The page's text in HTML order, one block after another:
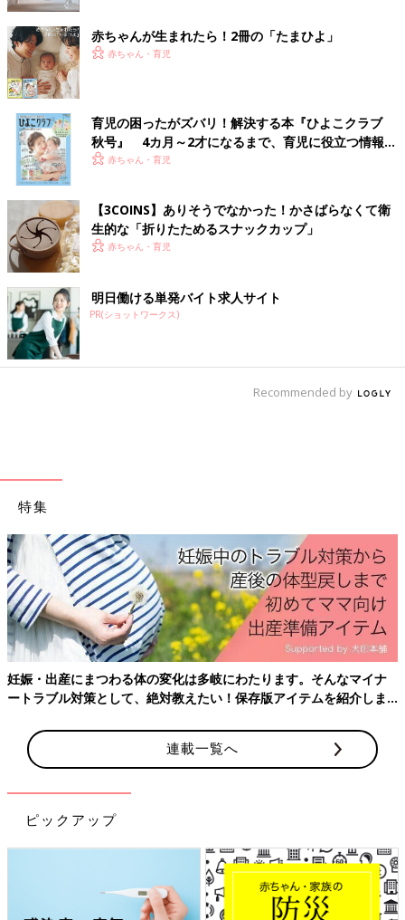
出典：Instagramアカウント「____mii.17」
こちらは____mii.17さんが3COINSで購入した「ハート型ワッフル
メーカー」。生地を流し込んで3〜5分待つだけで、ハート型の可
愛いワッフルが焼けるのだとか。両面加熱で均等に焼けるとのこ
とで、お菓子作りに慣れていない人にも良さそうですね♪ こちら
は1,980円商品とのこと。
60枚入りでコスパ◎ ラッピングに大活躍の「ワック
スペーパー2柄セット」
赤ちゃんが生まれたら！2冊の「たまひよ」
赤ちゃん・育児
育児の困ったがズバリ！解決する本『ひよこクラブ
秋号』 4カ月～2才になるまで、育児に役立つ情報が
いっぱい！
赤ちゃん・育児
【3COINS】ありそうでなかった！かさばらなくて衛
生的な「折りたためるスナックカップ」
赤ちゃん・育児
明日働ける単発バイト求人サイト
PR(ショットワークス)
Recommended by
特集
産後はお世話で大忙し、出産前にそろえておきたいアイテム、知
ておきたいことをわかりやすく紹介！
連載一覧へ
ピックアップ